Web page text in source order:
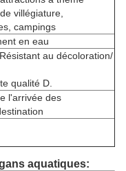
villégiature,
campings
en eau
au décoloration/
qualité D.
l'arrivée des
aquatiques: